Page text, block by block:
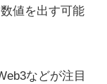
値を出す可能
などが注目